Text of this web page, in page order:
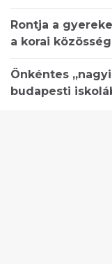
Rontja a
a korai
Önkéntes
budapesti